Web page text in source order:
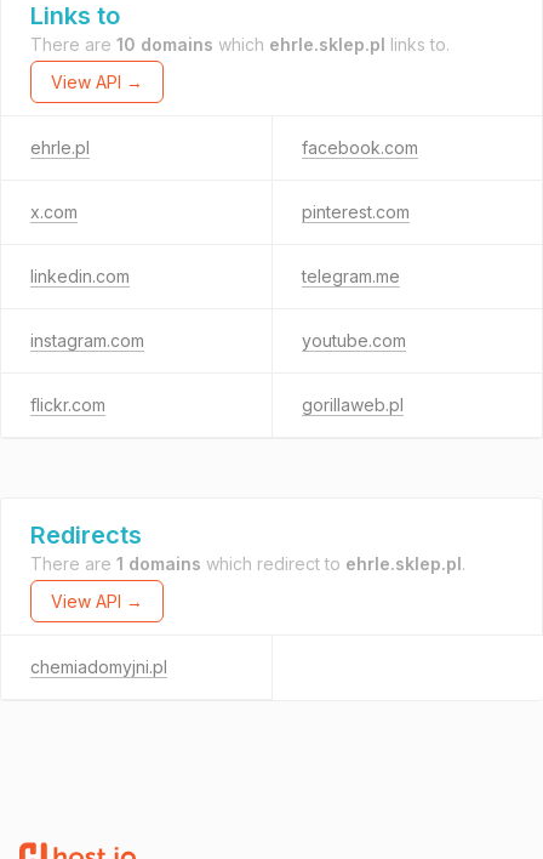
Links to
There are 10 domains which ehrle.sklep.pl links to.
View API →
ehrle.pl facebook.com
x.com pinterest.com
linkedin.com telegram.me
instagram.com youtube.com
flickr.com gorillaweb.pl
Redirects
There are 1 domains which redirect to ehrle.sklep.pl.
View API →
chemiadomyjni.pl